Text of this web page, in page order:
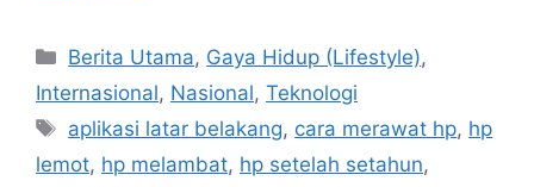
C
a
e
g
Berita Utama, Gaya Hidup (Lifestyle),
Internasional, Nasional, Teknologi
T
a
aplikasi latar belakang, cara merawat hp, hp
lemot, hp melambat, hp setelah setahun,